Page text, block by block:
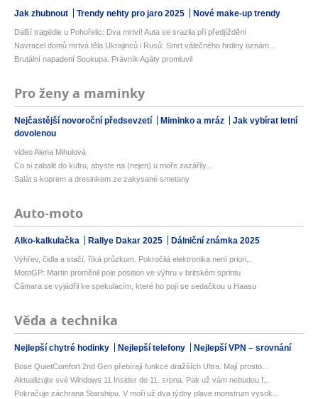
Jak zhubnout Trendy nehty pro jaro 2025 Nové make-up trendy
Další tragédie u Pohořelic: Dva mrtví! Auta se srazila při předjíždění
Navracel domů mrtvá těla Ukrajinců i Rusů: Smrt válečného hrdiny oznám...
Brutální napadení Soukupa. Právník Agáty promluvil
Pro ženy a maminky
Nejčastější novoroční předsevzetí Miminko a mráz
Jak vybírat letní
dovolenou
video Alena Mihulová
Co si zabalit do kufru, abyste na (nejen) u moře zazářily...
Salát s koprem a dresinkem ze zakysané smetany
Auto-moto
Alko-kalkulačka Rallye Dakar 2025 Dálniční známka 2025
Výhřev, čidla a stačí, říká průzkum. Pokročilá elektronika není priori...
MotoGP: Martin proměnil pole position ve výhru v britském sprintu
Câmara se vyjádřil ke spekulacím, které ho pojí se sedačkou u Haasu
Věda a technika
Nejlepší chytré hodinky Nejlepší telefony Nejlepší VPN – srovnání
Bose QuietComfort 2nd Gen přebírají funkce dražších Ultra. Mají prosto...
Aktualizujte své Windows 11 Insider do 11. srpna. Pak už vám nebudou f...
Pokračuje záchrana Starshipu. V moři už dva týdny plave monstrum vysok...